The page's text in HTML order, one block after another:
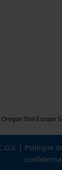
Tool
Politique